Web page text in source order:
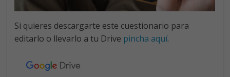
Si quieres descargarte este cuestionario para
editarlo o llevarlo a tu Drive pincha aquí.